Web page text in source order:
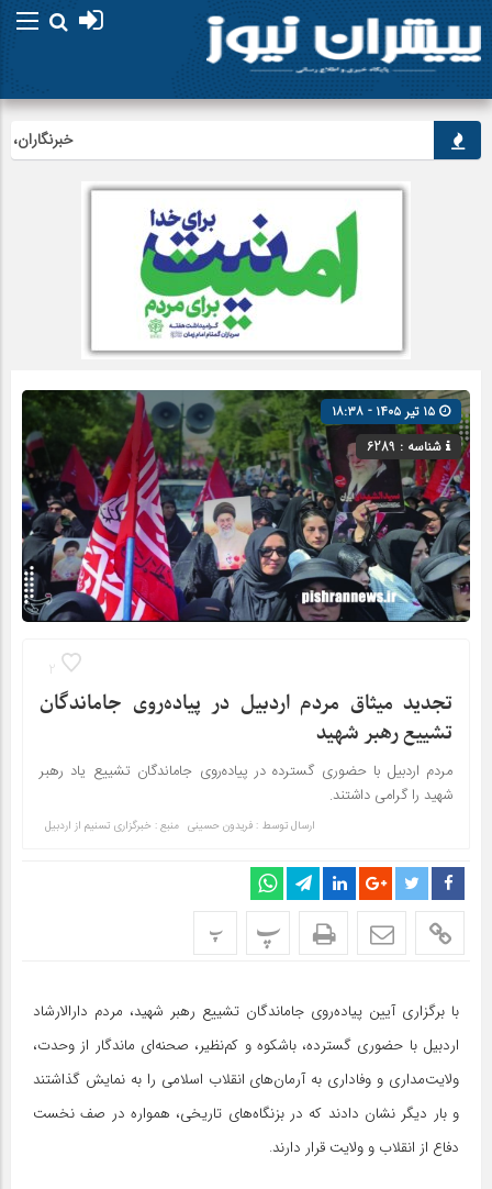
خبرنگاران،
شناسه : 6289
2
تجدید میثاق مردم اردبیل در پیاده‌روی جاماندگان
تشییع رهبر شهید
مردم اردبیل با حضوری گسترده در پیاده‌روی جاماندگان تشییع یاد رهبر
شهید را گرامی داشتند.
ارسال توسط : فریدون حسینی منبع : خبرگزاری تسنیم از اردبیل
پ پ
با برگزاری آیین پیاده‌روی جاماندگان تشییع رهبر شهید، مردم دارالارشاد
اردبیل با حضوری گسترده، باشکوه و کم‌نظیر، صحنه‌ای ماندگار از وحدت،
ولایت‌مداری و وفاداری به آرمان‌های انقلاب اسلامی را به نمایش گذاشتند
و بار دیگر نشان دادند که در بزنگاه‌های تاریخی، همواره در صف نخست
دفاع از انقلاب و ولایت قرار دارند.